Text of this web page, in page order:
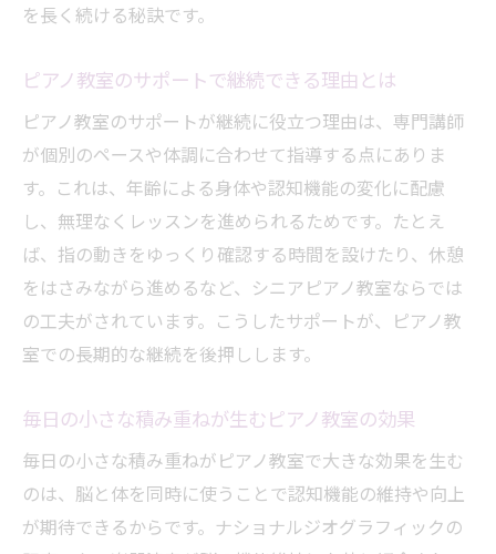
を長く続ける秘訣です。
ピアノ教室のサポートで継続できる理由とは
ピアノ教室のサポートが継続に役立つ理由は、専門講師
が個別のペースや体調に合わせて指導する点にありま
す。これは、年齢による身体や認知機能の変化に配慮
し、無理なくレッスンを進められるためです。たとえ
ば、指の動きをゆっくり確認する時間を設けたり、休憩
をはさみながら進めるなど、シニアピアノ教室ならでは
の工夫がされています。こうしたサポートが、ピアノ教
室での長期的な継続を後押しします。
毎日の小さな積み重ねが生むピアノ教室の効果
毎日の小さな積み重ねがピアノ教室で大きな効果を生む
のは、脳と体を同時に使うことで認知機能の維持や向上
が期待できるからです。ナショナルジオグラフィックの